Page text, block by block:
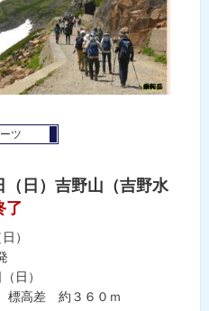
ツ
（日）吉野山（吉野水
了
）
日）
高差 約３６０ｍ